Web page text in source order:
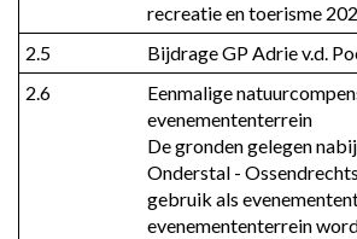
recreatie en toerisme
2.5
Bijdrage GP Adrie v.d.
2.6
Eenmalige
evenemententerrein
De gronden gelegen
Onderstal -
gebruik als
evenemententerrein